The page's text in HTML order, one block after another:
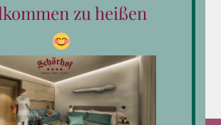
zu heißen